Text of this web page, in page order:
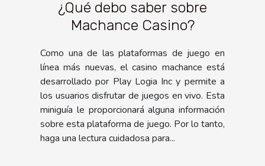
¿Qué debo saber sobre
Machance Casino?
Como una de las plataformas de juego en
línea más nuevas, el casino machance está
desarrollado por Play Logia Inc y permite a
los usuarios disfrutar de juegos en vivo. Esta
miniguía le proporcionará alguna información
sobre esta plataforma de juego. Por lo tanto,
haga una lectura cuidadosa para...